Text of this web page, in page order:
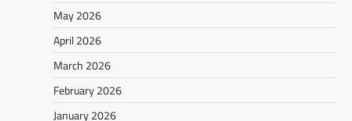
May 2026
April 2026
March 2026
February 2026
January 2026